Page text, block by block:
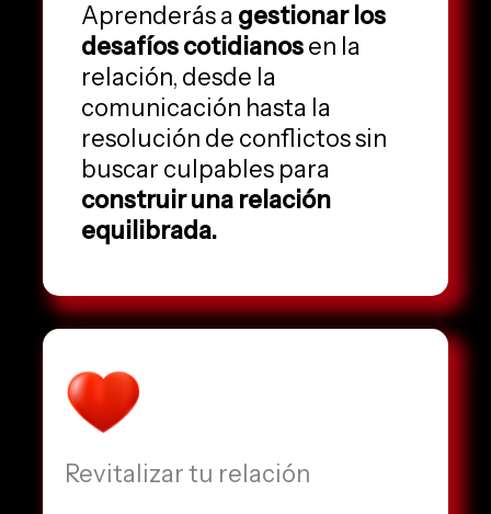
Aprenderás a gestionar los
desafíos cotidianosen la
relación, desde la
comunicación hasta la
resolución de conflictos sin
buscar culpables para
construir una relación
equilibrada.
Revitalizar tu relación